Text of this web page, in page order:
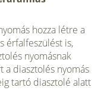
hozza létre a
érfalfeszülést is,
nyomásnak
a diasztolés nyomás
tartó diasztolé alatt